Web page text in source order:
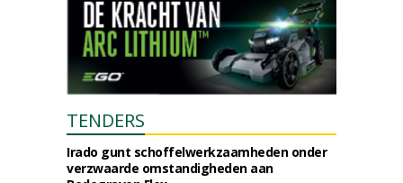
TENDERS
Irado gunt schoffelwerkzaamheden onder
verzwaarde omstandigheden aan